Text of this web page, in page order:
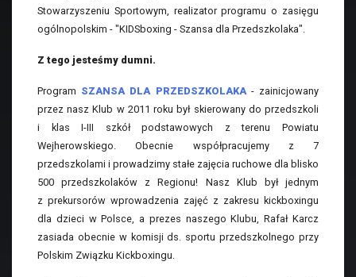
Stowarzyszeniu Sportowym, realizator programu o zasięgu
ogólnopolskim - "KIDSboxing - Szansa dla Przedszkolaka".
Z tego jesteśmy dumni.
Program SZANSA DLA PRZEDSZKOLAKA- zainicjowany
przez nasz Klub w 2011 roku był skierowany do przedszkoli
i klas I-III szkół podstawowych z terenu Powiatu
Wejherowskiego. Obecnie współpracujemy z 7
przedszkolami i prowadzimy stałe zajęcia ruchowe dla blisko
500 przedszkolaków z Regionu! Nasz Klub był jednym
z prekursorów wprowadzenia zajęć z zakresu kickboxingu
dla dzieci w Polsce, a prezes naszego Klubu, Rafał Karcz
zasiada obecnie w komisji ds. sportu przedszkolnego przy
Polskim Związku Kickboxingu.